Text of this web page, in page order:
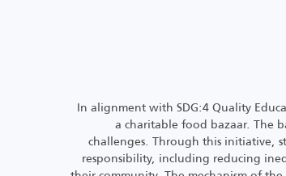
In alignment with SDG:4 Quality
a charitable food bazaar. The
challenges. Through this initiative,
responsibility, including reducing